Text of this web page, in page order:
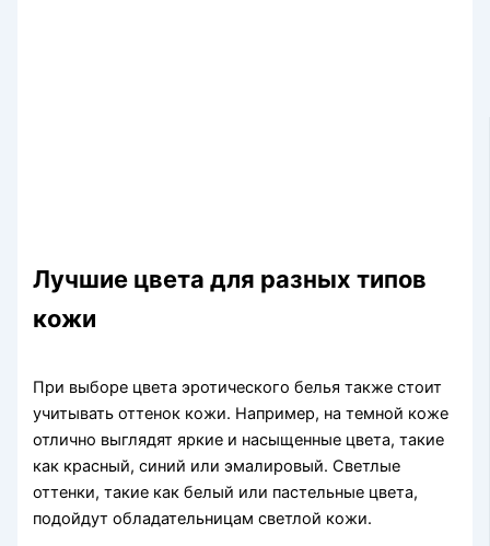
Лучшие цвета для разных типов
кожи
При выборе цвета эротического белья также стоит
учитывать оттенок кожи. Например, на темной коже
отлично выглядят яркие и насыщенные цвета, такие
как красный, синий или эмалировый. Светлые
оттенки, такие как белый или пастельные цвета,
подойдут обладательницам светлой кожи.